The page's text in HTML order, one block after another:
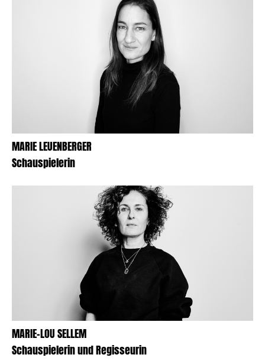
MARIE LEUENBERGER
Schauspielerin
MARIE-LOU SELLEM
Schauspielerin und Regisseurin